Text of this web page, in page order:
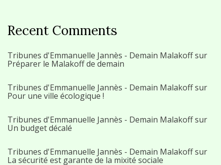
Recent Comments
Tribunes d'Emmanuelle Jannès - Demain Malakoffsur
Préparer le Malakoff de demain
Tribunes d'Emmanuelle Jannès - Demain Malakoffsur
Pour une ville écologique !
Tribunes d'Emmanuelle Jannès - Demain Malakoffsur
Un budget décalé
Tribunes d'Emmanuelle Jannès - Demain Malakoffsur
La sécurité est garante de la mixité sociale